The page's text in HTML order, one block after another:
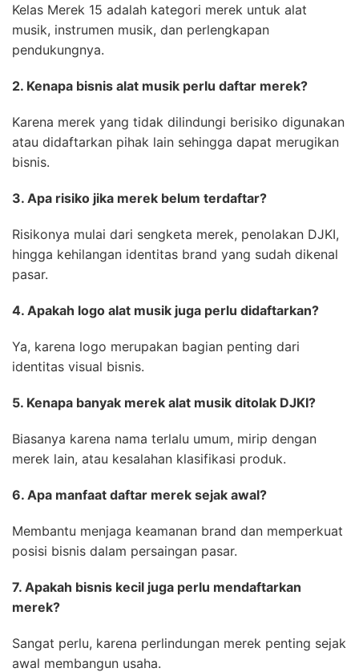
Kelas Merek 15 adalah kategori merek untuk alat
musik, instrumen musik, dan perlengkapan
pendukungnya.
2. Kenapa bisnis alat musik perlu daftar merek?
Karena merek yang tidak dilindungi berisiko digunakan
atau didaftarkan pihak lain sehingga dapat merugikan
bisnis.
3. Apa risiko jika merek belum terdaftar?
Risikonya mulai dari sengketa merek, penolakan DJKI,
hingga kehilangan identitas brand yang sudah dikenal
pasar.
4. Apakah logo alat musik juga perlu didaftarkan?
Ya, karena logo merupakan bagian penting dari
identitas visual bisnis.
5. Kenapa banyak merek alat musik ditolak DJKI?
Biasanya karena nama terlalu umum, mirip dengan
merek lain, atau kesalahan klasifikasi produk.
6. Apa manfaat daftar merek sejak awal?
Membantu menjaga keamanan brand dan memperkuat
posisi bisnis dalam persaingan pasar.
7. Apakah bisnis kecil juga perlu mendaftarkan
merek?
Sangat perlu, karena perlindungan merek penting sejak
awal membangun usaha.